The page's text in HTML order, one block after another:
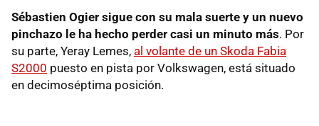
Sébastien Ogier sigue con su mala suerte y un nuevo
pinchazo le ha hecho perder casi un minuto más. Por
su parte, Yeray Lemes, al volante de un Skoda Fabia
S2000 puesto en pista por Volkswagen, está situado
en decimoséptima posición.